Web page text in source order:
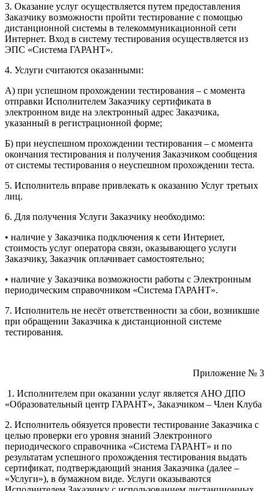
3. Оказание услуг осуществляется путем предоставления
Заказчику возможности пройти тестирование с помощью
дистанционной системы в телекоммуникационной сети
Интернет. Вход в систему тестирования осуществляется из
ЭПС «Система ГАРАНТ».
4. Услуги считаются оказанными:
А) при успешном прохождении тестирования – с момента
отправки Исполнителем Заказчику сертификата в
электронном виде на электронный адрес Заказчика,
указанный в регистрационной форме;
Б) при неуспешном прохождении тестирования – с момента
окончания тестирования и получения Заказчиком сообщения
от системы тестирования о неуспешном прохождении теста.
5. Исполнитель вправе привлекать к оказанию Услуг третьих
лиц.
6. Для получения Услуги Заказчику необходимо:
• наличие у Заказчика подключения к сети Интернет,
стоимость услуг оператора связи, оказывающего услуги
Заказчику, Заказчик оплачивает самостоятельно;
• наличие у Заказчика возможности работы с Электронным
периодическим справочником «Система ГАРАНТ».
7. Исполнитель не несёт ответственности за сбои, возникшие
при обращении Заказчика к дистанционной системе
тестирования.
Приложение № 3
1. Исполнителем при оказании услуг является АНО ДПО
«Образовательный центр ГАРАНТ», Заказчиком – Член Клуба
2. Исполнитель обязуется провести тестирование Заказчика с
целью проверки его уровня знаний Электронного
периодического справочника «Система ГАРАНТ» и по
результатам успешного прохождения тестирования выдать
сертификат, подтверждающий знания Заказчика (далее –
«Услуги»), в бумажном виде. Услуги оказываются